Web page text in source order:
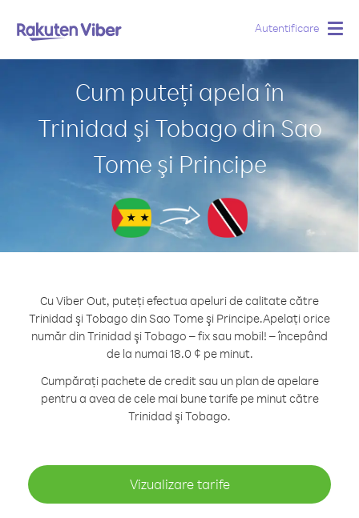
Autentificare
Cum puteți apela în
Trinidad şi Tobago din Sao
Tome şi Principe
Cu Viber Out, puteți efectua apeluri de calitate către
Trinidad şi Tobago din Sao Tome şi Principe.Apelați orice
număr din Trinidad şi Tobago – fix sau mobil! – începând
de la numai 18.0 ¢ pe minut.
Cumpărați pachete de credit sau un plan de apelare
pentru a avea de cele mai bune tarife pe minut către
Trinidad şi Tobago.
Vizualizare tarife